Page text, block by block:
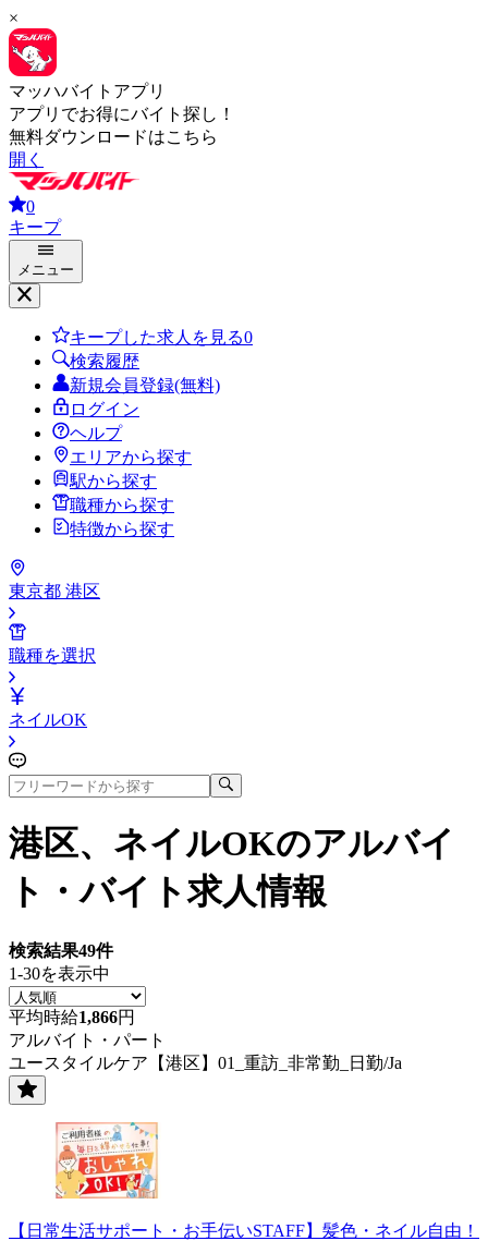
×
マッハバイトアプリ
アプリでお得にバイト探し！
無料ダウンロードはこちら
開く
0
キープ
メニュー
キープした求人を見る0
検索履歴
新規会員登録(無料)
ログイン
ヘルプ
エリアから探す
駅から探す
職種から探す
特徴から探す
東京都 港区
職種を選択
ネイルOK
港区、ネイルOKのアルバイ
ト・バイト求人情報
検索結果49件
1-30を表示中
平均時給1,866円
アルバイト・パート
ユースタイルケア【港区】01_重訪_非常勤_日勤/Ja
【日常生活サポート・お手伝いSTAFF】髪色・ネイル自由！